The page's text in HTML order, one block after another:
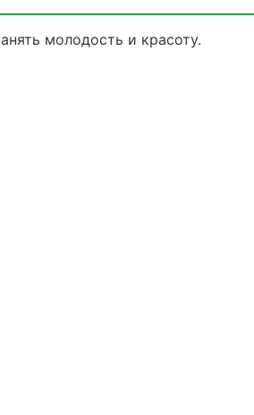
молодость и красоту.